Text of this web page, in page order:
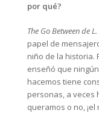
por qué?
The Go Betweende
papel de
niño de la historia.
enseñó que
hacemos tiene
personas, a veces
queramos o no,